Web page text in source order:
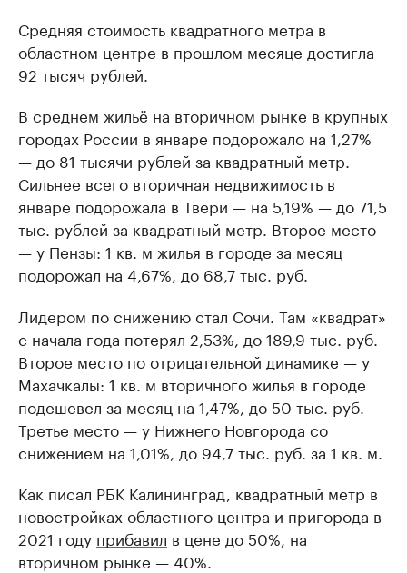
Средняя стоимость квадратного метра в
областном центре в прошлом месяце достигла
92 тысяч рублей.
В среднем жильё на вторичном рынке в крупных
городах России в январе подорожало на 1,27%
— до 81 тысячи рублей за квадратный метр.
Сильнее всего вторичная недвижимость в
январе подорожала в Твери — на 5,19% — до 71,5
тыс. рублей за квадратный метр. Второе место
— у Пензы: 1 кв. м жилья в городе за месяц
подорожал на 4,67%, до 68,7 тыс. руб.
Лидером по снижению стал Сочи. Там «квадрат»
с начала года потерял 2,53%, до 189,9 тыс. руб.
Второе место по отрицательной динамике — у
Махачкалы: 1 кв. м вторичного жилья в городе
подешевел за месяц на 1,47%, до 50 тыс. руб.
Третье место — у Нижнего Новгорода со
снижением на 1,01%, до 94,7 тыс. руб. за 1 кв. м.
Как писал РБК Калининград, квадратный метр в
новостройках областного центра и пригорода в
2021 году прибавил в цене до 50%, на
вторичном рынке — 40%.